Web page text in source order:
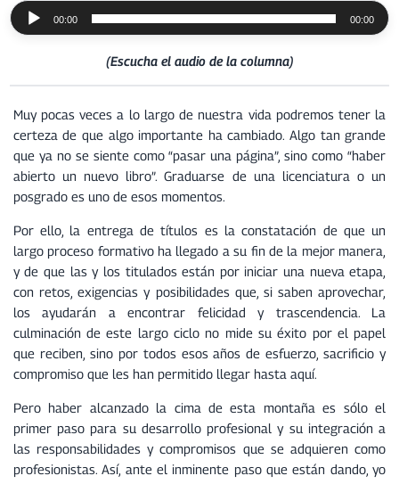
R
e
o
d
u
c
t
o
d
e
a
u
d
o
00:00 00:00
(Escucha el audio de la columna)
Muy pocas veces a lo largo de nuestra vida podremos tener la
certeza de que algo importante ha cambiado. Algo tan grande
que ya no se siente como “pasar una página”, sino como “haber
abierto un nuevo libro”. Graduarse de una licenciatura o un
posgrado es uno de esos momentos.
Por ello, la entrega de títulos es la constatación de que un
largo proceso formativo ha llegado a su fin de la mejor manera,
y de que las y los titulados están por iniciar una nueva etapa,
con retos, exigencias y posibilidades que, si saben aprovechar,
los ayudarán a encontrar felicidad y trascendencia. La
culminación de este largo ciclo no mide su éxito por el papel
que reciben, sino por todos esos años de esfuerzo, sacrificio y
compromiso que les han permitido llegar hasta aquí.
Pero haber alcanzado la cima de esta montaña es sólo el
primer paso para su desarrollo profesional y su integración a
las responsabilidades y compromisos que se adquieren como
profesionistas. Así, ante el inminente paso que están dando, yo